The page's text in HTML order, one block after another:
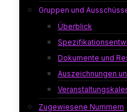
Gruppen und
Überblick
Dokumente und
Auszeichnungen
Zugewiesene Nummern